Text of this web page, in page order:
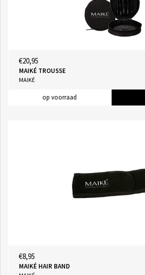
€20,95
MAIKÉ TROUSSE
MAIKÉ
op voorraad
€8,95
MAIKÉ HAIR BAND